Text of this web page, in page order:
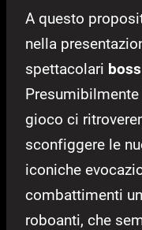
A questo
nella
spettacolari
gioco ci
sconfiggere le
iconiche
combattimenti
roboanti, che